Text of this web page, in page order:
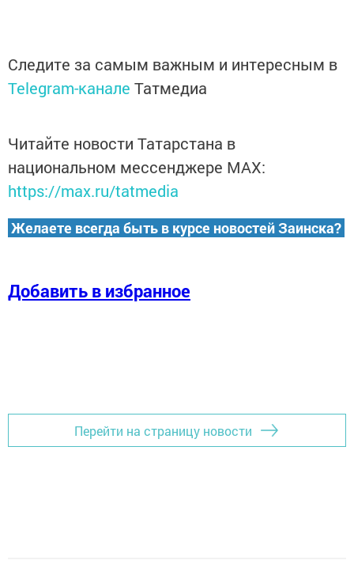
Следите за самым важным и интересным в
Telegram-канале Татмедиа
Читайте новости Татарстана в
национальном мессенджере MАХ:
https://max.ru/tatmedia
Желаете всегда быть в курсе новостей Заинска?
Добавить в избранное
Перейти на страницу новости